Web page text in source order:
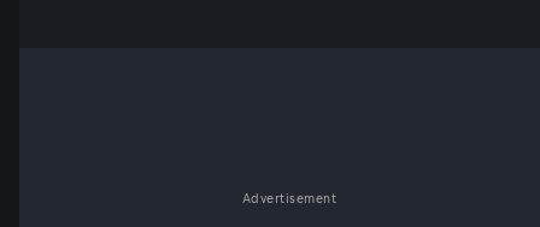
Advertisement